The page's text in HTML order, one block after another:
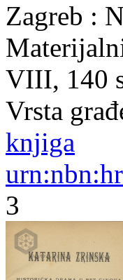
Zagreb :
VIII, 140
Vrsta
knjiga
3